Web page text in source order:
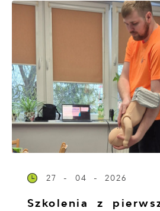
27 - 04 - 2026
Szkolenia z